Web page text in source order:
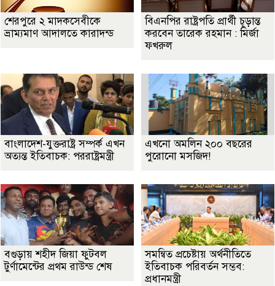
শেরপুরে ২ মাদকসেবীকে
ভ্রাম্যমাণ আদালতে কারাদন্ড
বিএনপির রাষ্ট্রপতি প্রার্থী চূড়ান্ত
করবেন তারেক রহমান : মির্জা
ফখরুল
বাংলাদেশ-যুক্তরাষ্ট্র সম্পর্ক এখন
অত্যন্ত ইতিবাচক: পররাষ্ট্রমন্ত্রী
এখনো অমলিন ২০০ বছরের
পুরোনো মসজিদ!
বগুড়ায় শহীদ জিয়া ফুটবল
টুর্ণামেন্টের প্রথম রাউন্ড শেষ
সমন্বিত প্রচেষ্টায় অর্থনীতিতে
ইতিবাচক পরিবর্তন সম্ভব:
প্রধানমন্ত্রী